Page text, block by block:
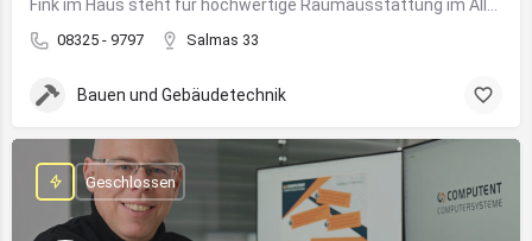
08325 - 9797 Salmas 33
Bauen und Gebäudetechnik
Geschlossen